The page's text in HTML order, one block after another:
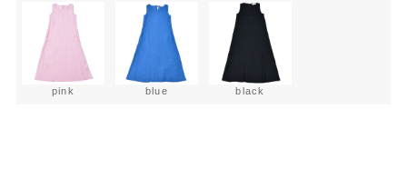
pink blue black